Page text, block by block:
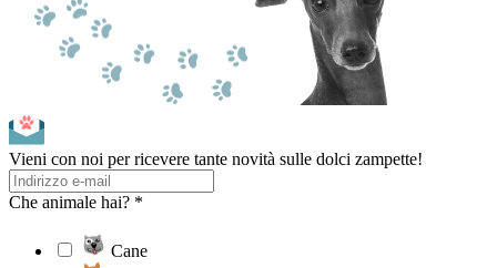
Vieni con noi per ricevere tante novità sulle dolci zampette!
Che animale hai? *
Cane